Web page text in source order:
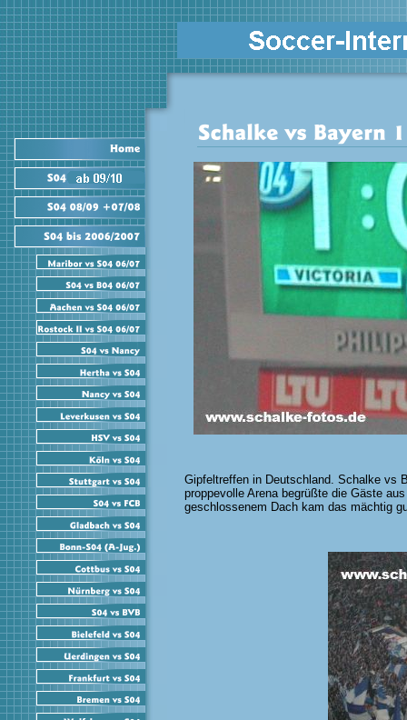
Gipfeltreffen in Deutschland. Schalke vs
proppevolle Arena begrüßte die Gäste
geschlossenem Dach kam das mächtig